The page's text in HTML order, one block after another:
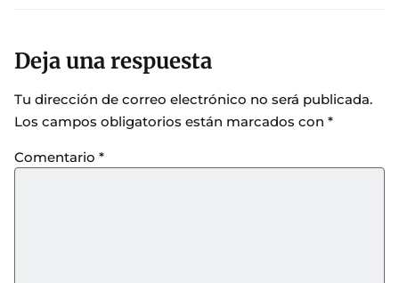
Deja una respuesta
Tu dirección de correo electrónico no será publicada.
Los campos obligatorios están marcados con *
Comentario *